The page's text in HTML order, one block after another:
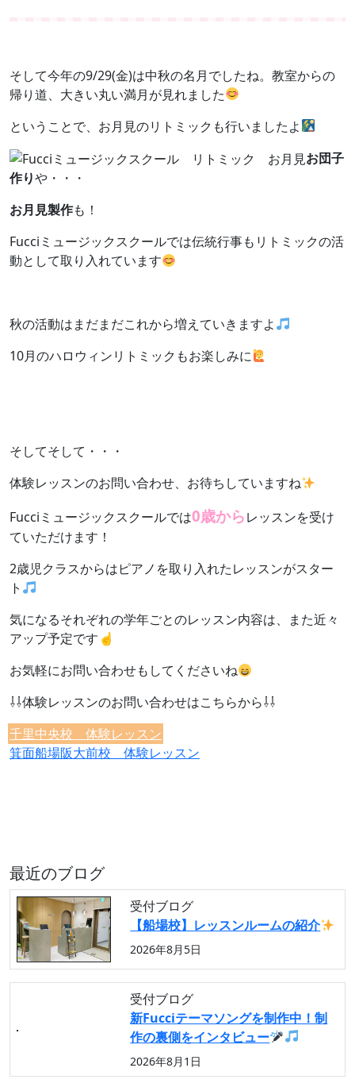
そして今年の9/29(金)は中秋の名月でしたね。教室からの
帰り道、大きい丸い満月が見れました
ということで、お月見のリトミックも行いましたよ
お団子
作りや・・・
お月見製作も！
Fucciミュージックスクールでは伝統行事もリトミックの活
動として取り入れています
秋の活動はまだまだこれから増えていきますよ
10月のハロウィンリトミックもお楽しみに
そしてそして・・・
体験レッスンのお問い合わせ、お待ちしていますね
Fucciミュージックスクールでは0歳からレッスンを受け
ていただけます！
2歳児クラスからはピアノを取り入れたレッスンがスター
ト
気になるそれぞれの学年ごとのレッスン内容は、また近々
アップ予定です☝
お気軽にお問い合わせもしてくださいね
⇩⇩体験レッスンのお問い合わせはこちらから⇩⇩
千里中央校 体験レッスン
箕面船場阪大前校 体験レッスン
最近のブログ
受付ブログ
【船場校】レッスンルームの紹介
2026年8月5日
受付ブログ
新Fucciテーマソングを制作中！制
作の裏側をインタビュー
2026年8月1日